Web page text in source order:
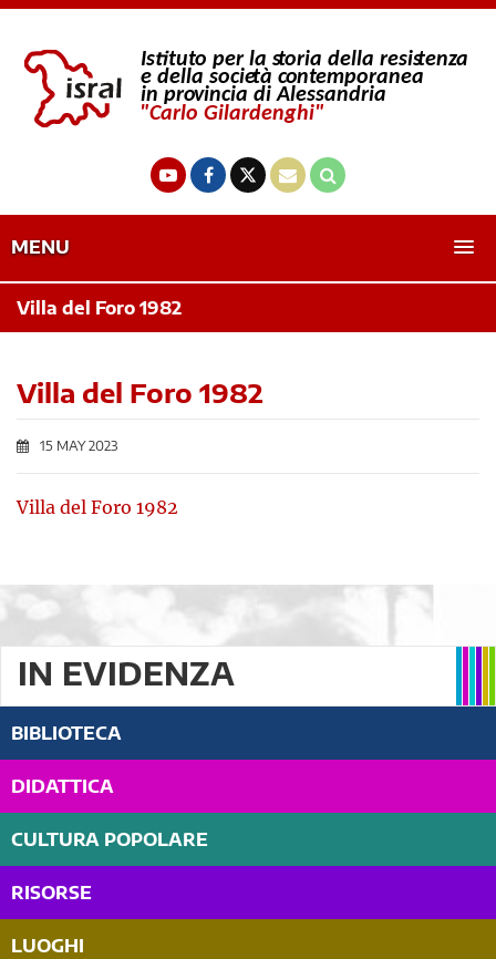
MENU
Villa del Foro 1982
Villa del Foro 1982
15 MAY 2023
Villa del Foro 1982
IN EVIDENZA
BIBLIOTECA
DIDATTICA
CULTURA POPOLARE
RISORSE
LUOGHI